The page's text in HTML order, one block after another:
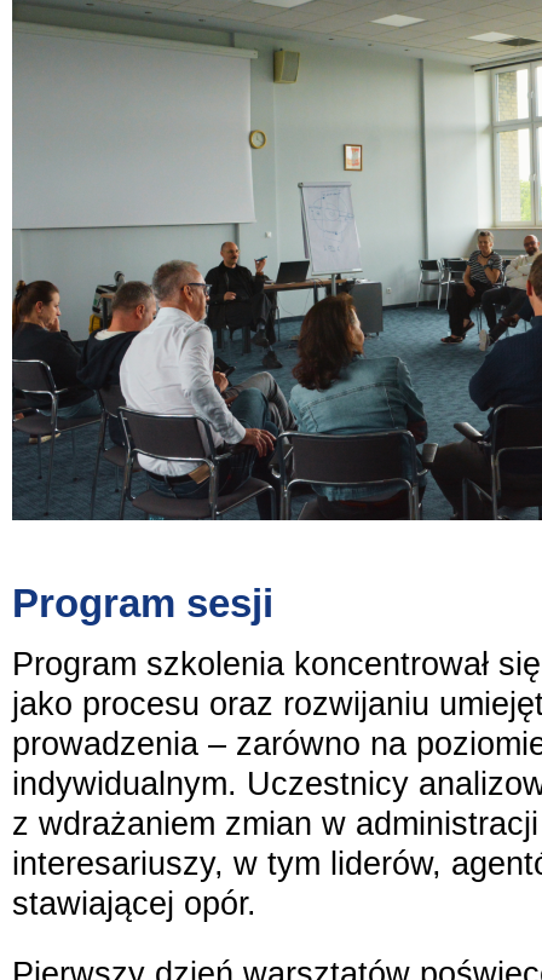
Program sesji
Program szkolenia koncentrował
jako procesu oraz rozwijaniu
prowadzenia – zarówno na
indywidualnym. Uczestnicy
z wdrażaniem zmian w
interesariuszy, w tym liderów,
stawiającej opór.